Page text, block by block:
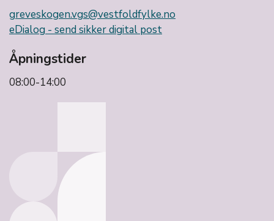
greveskogen.vgs@vestfoldfylke.no
eDialog - send sikker digital post
Åpningstider
08:00-14:00